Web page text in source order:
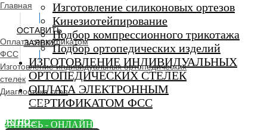
Изготовление силиконовых ортезов
Кинезиотейпирование
Подбор компрессионного трикотажа
Подбор ортопедических изделий
ИЗГОТОВЛЕНИЕ ИНДИВИДУАЛЬНЫХ
ОРТОПЕДИЧЕСКИХ СТЕЛЕК
ОПЛАТА ЭЛЕКТРОННЫМ
СЕРТИФИКАТОМ ФСС
ЗАПИСЬ - ОНЛАЙН
Главная
ОСТАВИТЬ
ЗАЯВКУ
Оплата сертификатом
ФСС
Изготовление индивидуальных ортопедических
стелек
Диагностика стоп
Ортопедический
ORTHO -